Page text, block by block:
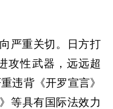
严重关切。日方打
攻性武器，远远超
违背《开罗宣言》
等具有国际法效力